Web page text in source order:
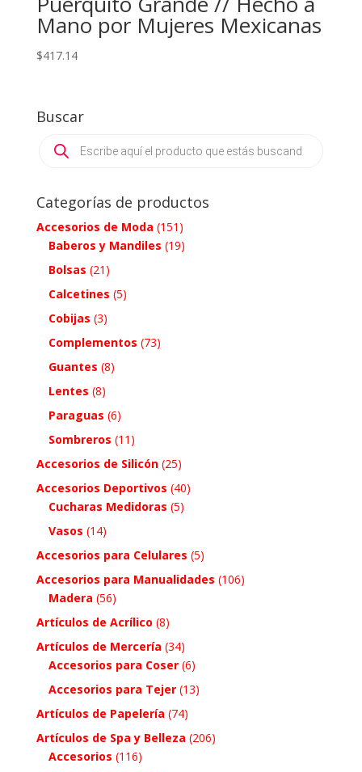
Mano por Mujeres Mexicanas
$417.14
Buscar
search
Categorías de productos
Accesorios de Moda (151)
Baberos y Mandiles (19)
Bolsas (21)
Calcetines (5)
Cobijas (3)
Complementos (73)
Guantes (8)
Lentes (8)
Paraguas (6)
Sombreros (11)
Accesorios de Silicón (25)
Accesorios Deportivos (40)
Cucharas Medidoras (5)
Vasos (14)
Accesorios para Celulares (5)
Accesorios para Manualidades (106)
Madera (56)
Artículos de Acrílico (8)
Artículos de Mercería (34)
Accesorios para Coser (6)
Accesorios para Tejer (13)
Artículos de Papelería (74)
Artículos de Spa y Belleza (206)
Accesorios (116)